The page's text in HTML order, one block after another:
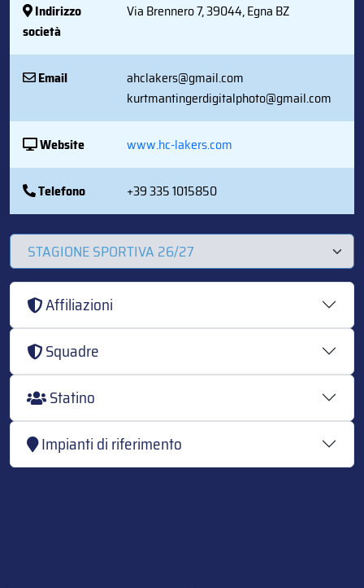
Indirizzo
società
Via Brennero 7, 39044, Egna BZ
Email
ahclakers@gmail.com
kurtmantingerdigitalphoto@gmail.com
Website www.hc-lakers.com
Telefono +39 335 1015850
Affiliazioni
Squadre
Statino
Impianti di riferimento